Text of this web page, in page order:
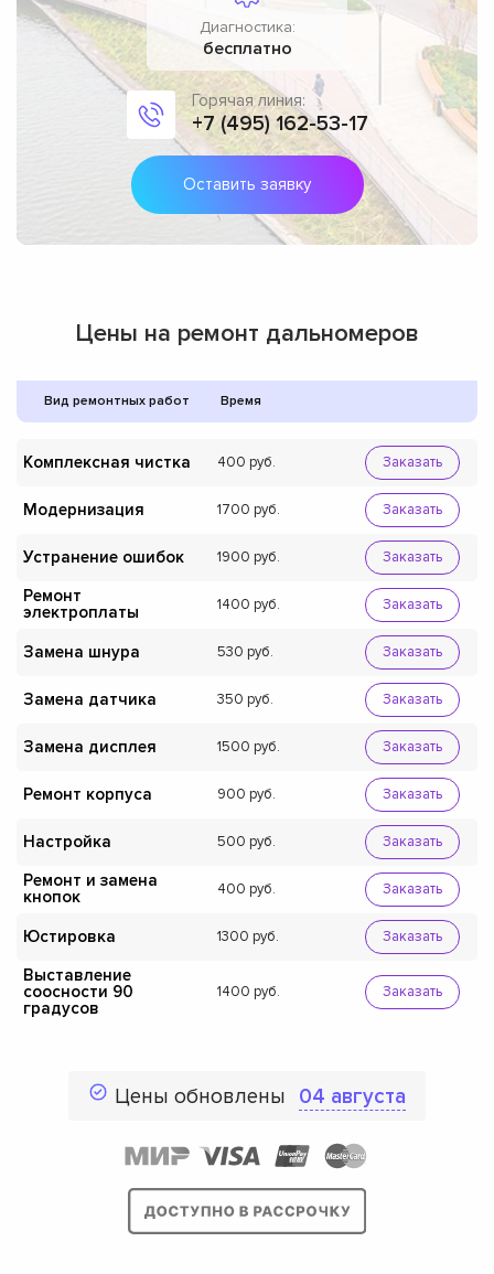
Диагностика:
бесплатно
Горячая линия:
+7 (495) 162-53-17
Оставить заявку
Цены на ремонт дальномеров
Вид ремонтных работ Время
Комплексная чистка 400 Заказать
Модернизация 1700 Заказать
Устранение ошибок 1900 Заказать
Ремонт
электроплаты
1400 Заказать
Замена шнура 530 Заказать
Замена датчика 350 Заказать
Замена дисплея 1500 Заказать
Ремонт корпуса 900 Заказать
Настройка 500 Заказать
Ремонт и замена
кнопок
400 Заказать
Юстировка 1300 Заказать
Выставление
соосности 90
градусов
1400 Заказать
Цены обновлены 04 августа